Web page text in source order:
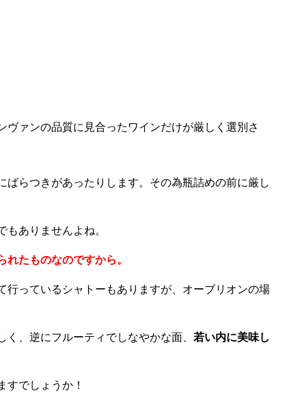
ヴァンの品質に見合ったワインだけが厳しく選別さ
らつきがあったりします。その為瓶詰めの前に厳し
ありませんよね。
たものなのですから。
っているシャトーもありますが、オーブリオンの場
、逆にフルーティでしなやかな面、 若い内に美味し
でしょうか！